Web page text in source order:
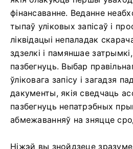
фінансаванне. Веданне
тыпаў уліковых запісаў і
ліквідацыі непаладак
здзелкі і памяншае
пазбегнуць. Выбар
ўліковага запісу і загадзя
дакументы, якія сведчаць
пазбегнуць непатрэбных
абмежаванняў на зняцце
Ніжэй вы знойдзеце